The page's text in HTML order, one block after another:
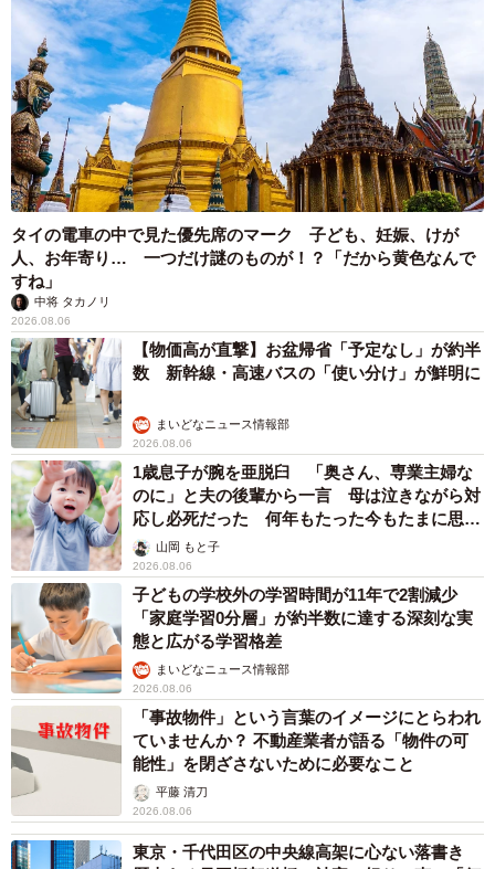
タイの電車の中で見た優先席のマーク 子ども、妊娠、けが
人、お年寄り… 一つだけ謎のものが！？「だから黄色なんで
すね」
中将 タカノリ
2026.08.06
【物価高が直撃】お盆帰省「予定なし」が約半
数 新幹線・高速バスの「使い分け」が鮮明に
まいどなニュース情報部
2026.08.06
1歳息子が腕を亜脱臼 「奥さん、専業主婦な
のに」と夫の後輩から一言 母は泣きながら対
応し必死だった 何年もたった今もたまに思い
出し…山岡 もと子
2026.08.06
子どもの学校外の学習時間が11年で2割減少
「家庭学習0分層」が約半数に達する深刻な実
態と広がる学習格差
まいどなニュース情報部
2026.08.06
「事故物件」という言葉のイメージにとらわれ
ていませんか？ 不動産業者が語る「物件の可
能性」を閉ざさないために必要なこと
平藤 清刀
2026.08.06
東京・千代田区の中央線高架に心ない落書き